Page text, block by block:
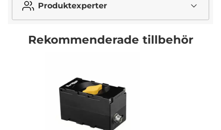
Produktexperter
Rekommenderade tillbehör